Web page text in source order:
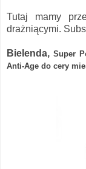
Tutaj mamy
drażniącymi.
Bielenda, Super
Anti-Age do cery